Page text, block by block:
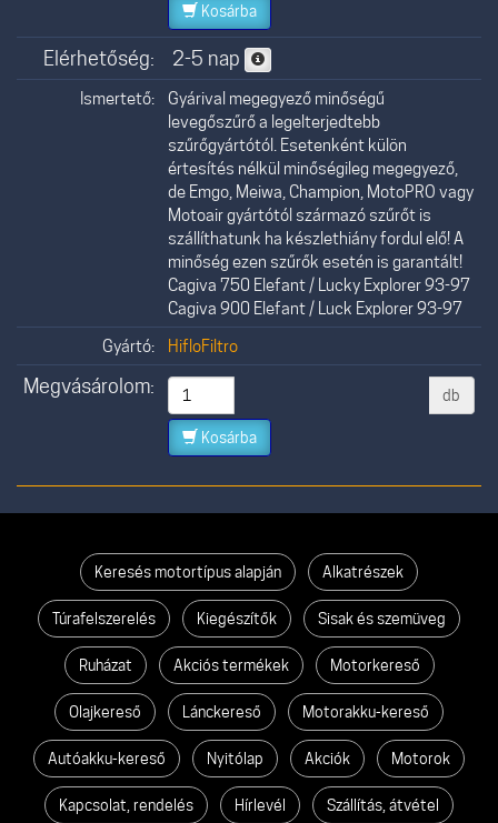
Kosárba
Elérhetőség: 2-5 nap
Ismertető:
Gyárival megegyező minőségű
levegőszűrő a legelterjedtebb
szűrőgyártótól. Esetenként külön
értesítés nélkül minőségileg megegyező,
de Emgo, Meiwa, Champion, MotoPRO vagy
Motoair gyártótól származó szűrőt is
szállíthatunk ha készlethiány fordul elő! A
minőség ezen szűrők esetén is garantált!
Cagiva 750 Elefant / Lucky Explorer 93-97
Cagiva 900 Elefant / Luck Explorer 93-97
Gyártó:
HifloFiltro
Megvásárolom: db
Kosárba
Keresés motortípus alapján Alkatrészek
Túrafelszerelés Kiegészítők Sisak és szemüveg
Ruházat Akciós termékek Motorkereső
Olajkereső Lánckereső Motorakku-kereső
Autóakku-kereső Nyitólap Akciók Motorok
Kapcsolat, rendelés Hírlevél Szállítás, átvétel